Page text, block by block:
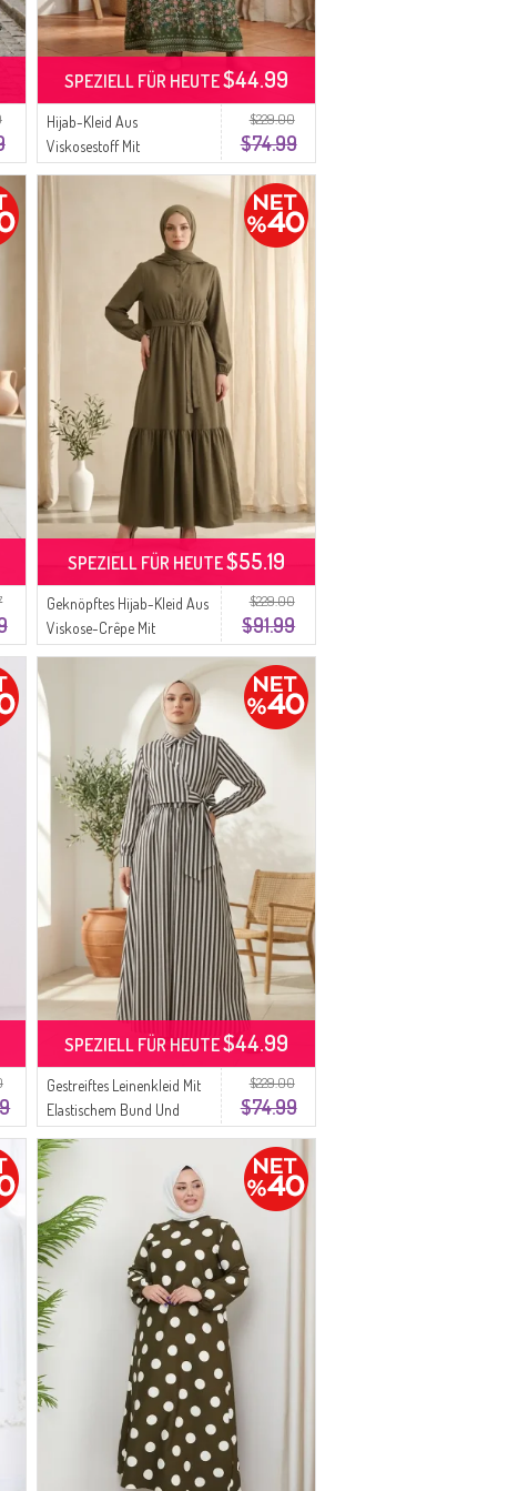
$229.00
$74.99
Hijab-Kleid Aus
Viskosestoff Mit
Blumenmuster Modell
SPEZIELL FÜR HEUTE$44.99
$229.00
$91.99
Geknöpftes Hijab-Kleid Aus
Viskose-Crêpe Mit
Elastischem Bund Modell
SPEZIELL FÜR HEUTE$55.19
$229.00
$74.99
Gestreiftes Leinenkleid Mit
Elastischem Bund Und
Seitlichen Bindebändern
Hijab-Stil Modell 0322-06
Khaki
SPEZIELL FÜR HEUTE$44.99